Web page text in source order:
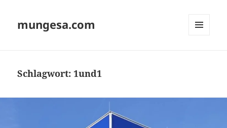
mungesa.com
Schlagwort: 1und1